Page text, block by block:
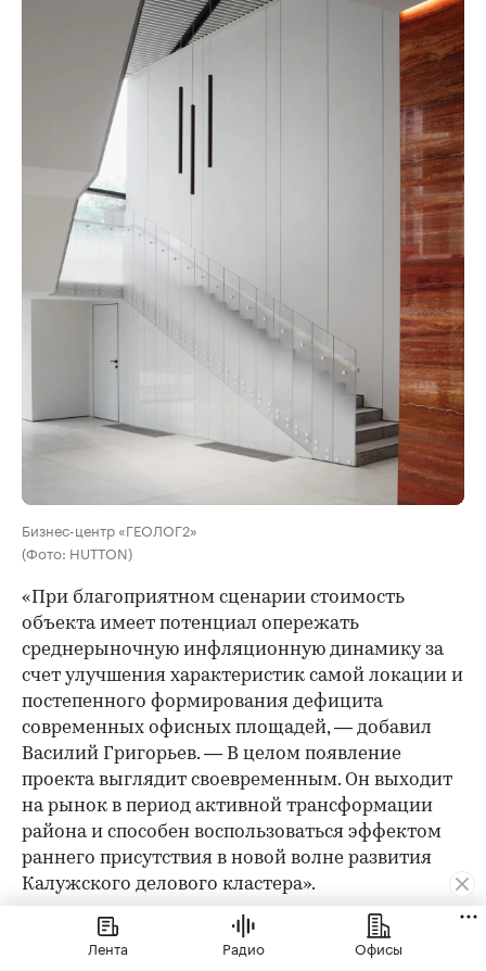
Бизнес-центр «ГЕОЛОГ2»
(Фото: HUTTON)
«При благоприятном сценарии стоимость
объекта имеет потенциал опережать
среднерыночную инфляционную динамику за
счет улучшения характеристик самой локации и
постепенного формирования дефицита
современных офисных площадей, — добавил
Василий Григорьев. — В целом появление
проекта выглядит своевременным. Он выходит
на рынок в период активной трансформации
района и способен воспользоваться эффектом
раннего присутствия в новой волне развития
Калужского делового кластера».
Александр Антонов, партнер
Лента Радио Офисы